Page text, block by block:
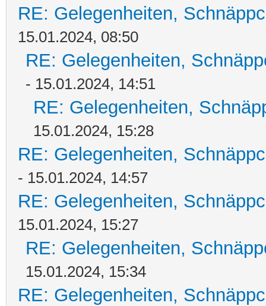
RE: Gelegenheiten,
15.01.2024, 08:50
RE: Gelegenheiten,
- 15.01.2024, 14:51
RE: Gelegenheiten,
15.01.2024, 15:28
RE: Gelegenheiten,
- 15.01.2024, 14:57
RE: Gelegenheiten,
15.01.2024, 15:27
RE: Gelegenheiten,
15.01.2024, 15:34
RE: Gelegenheiten,